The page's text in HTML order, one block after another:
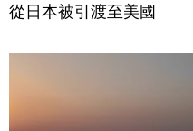
從日本被引渡至美國